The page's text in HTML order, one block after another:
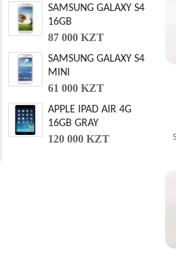
SAMSUNG GALAXY S4
16GB
87 000 KZT
SAMSUNG GALAXY S4
MINI
61 000 KZT
APPLE IPAD AIR 4G
16GB GRAY
120 000 KZT